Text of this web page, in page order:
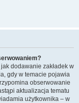
dodawanie zakładek w
gdy w temacie pojawia
obserwowanie
aktualizacja tematu
użytkownika – w